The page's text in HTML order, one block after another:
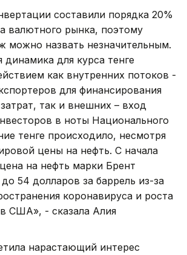
составили порядка 20%
валютного рынка, поэтому
можно назвать незначительным.
для курса тенге
как внутренних потоков -
для финансирования
так и внешних – вход
в ноты Национального
тенге происходило, несмотря
цены на нефть. С начала
на нефть марки Брент
54 долларов за баррель из-за
коронавируса и роста
США», - сказала Алия
нарастающий интерес